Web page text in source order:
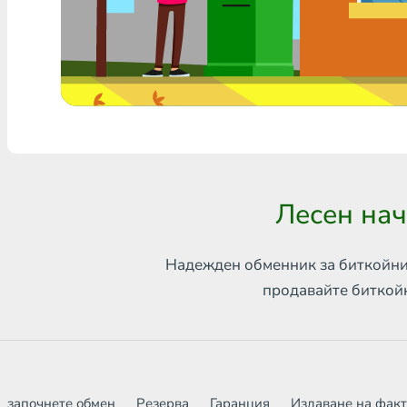
Всяка банка THB
Visa/MasterCard MDL
Visa/MasterCard AMD
Ripple
Лесен
Надежден обменник за
продавайте
започнете обмен Резерва Гаранция Издаване на